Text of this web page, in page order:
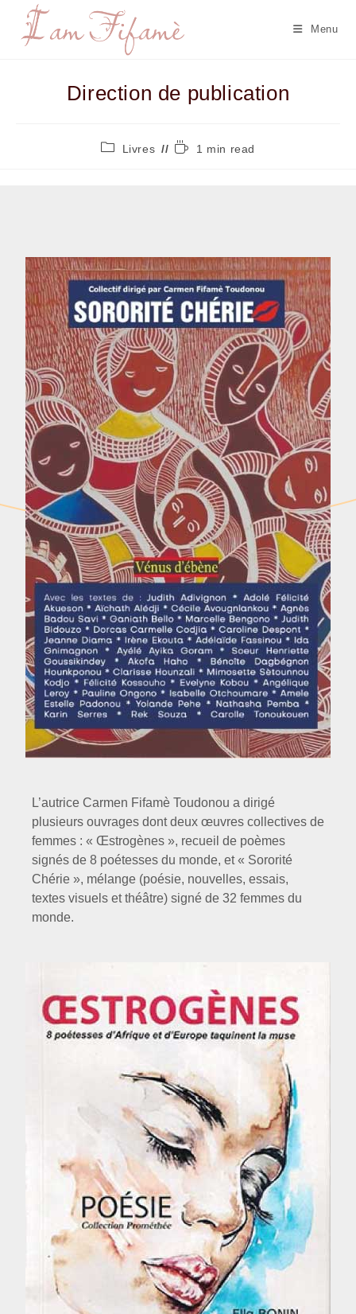
Menu
Direction de publication
Livres 1 min read
L’autrice Carmen Fifamè Toudonou a dirigé
plusieurs ouvrages dont deux œuvres collectives de
femmes : « Œstrogènes », recueil de poèmes
signés de 8 poétesses du monde, et « Sororité
Chérie », mélange (poésie, nouvelles, essais,
textes visuels et théâtre) signé de 32 femmes du
monde.